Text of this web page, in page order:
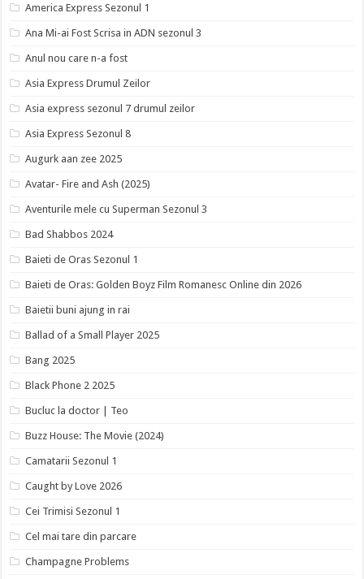
America Express Sezonul 1
Ana Mi-ai Fost Scrisa in ADN sezonul 3
Anul nou care n-a fost
Asia Express Drumul Zeilor
Asia express sezonul 7 drumul zeilor
Asia Express Sezonul 8
Augurk aan zee 2025
Avatar- Fire and Ash (2025)
Aventurile mele cu Superman Sezonul 3
Bad Shabbos 2024
Baieti de Oras Sezonul 1
Baieti de Oras: Golden Boyz Film Romanesc Online din 2026
Baietii buni ajung in rai
Ballad of a Small Player 2025
Bang 2025
Black Phone 2 2025
Bucluc la doctor | Teo
Buzz House: The Movie (2024)
Camatarii Sezonul 1
Caught by Love 2026
Cei Trimisi Sezonul 1
Cel mai tare din parcare
Champagne Problems